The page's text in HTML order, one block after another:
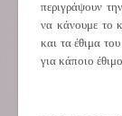
περιγράψουν
να κάνουμε το
και τα έθιμα
για κάποιο